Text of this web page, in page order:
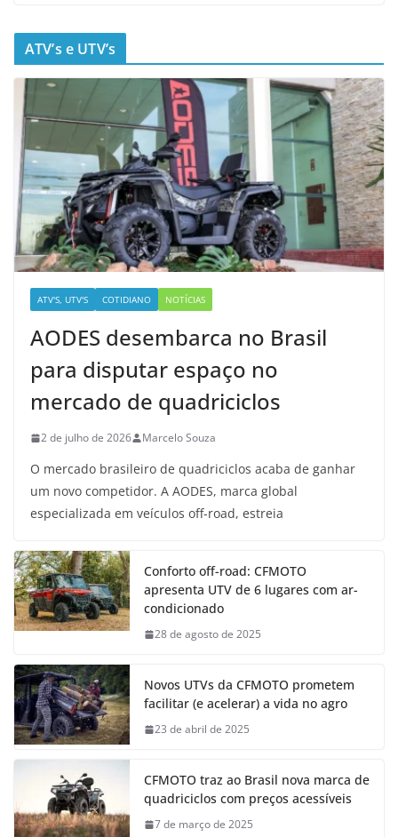
ATV’s e UTV’s
ATV'S, UTV'S COTIDIANO NOTÍCIAS
AODES desembarca no Brasil
para disputar espaço no
mercado de quadriciclos
2 de julho de 2026 Marcelo Souza
O mercado brasileiro de quadriciclos acaba de ganhar
um novo competidor. A AODES, marca global
especializada em veículos off-road, estreia
Conforto off-road: CFMOTO
apresenta UTV de 6 lugares com ar-
condicionado
28 de agosto de 2025
Novos UTVs da CFMOTO prometem
facilitar (e acelerar) a vida no agro
23 de abril de 2025
CFMOTO traz ao Brasil nova marca de
quadriciclos com preços acessíveis
7 de março de 2025